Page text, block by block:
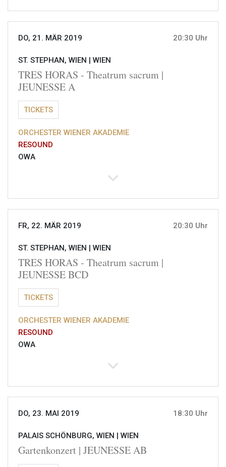
DO, 21. MÄR 2019 20:30 Uhr
ST. STEPHAN, WIEN | WIEN
TRES HORAS - Theatrum sacrum |
JEUNESSE A
TICKETS
ORCHESTER WIENER AKADEMIE
RESOUND
OWA
FR, 22. MÄR 2019 20:30 Uhr
ST. STEPHAN, WIEN | WIEN
TRES HORAS - Theatrum sacrum |
JEUNESSE BCD
TICKETS
ORCHESTER WIENER AKADEMIE
RESOUND
OWA
DO, 23. MAI 2019 18:30 Uhr
PALAIS SCHÖNBURG, WIEN | WIEN
Gartenkonzert | JEUNESSE AB